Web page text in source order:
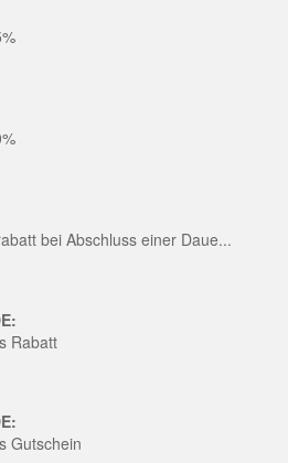
bei Abschluss einer Daue...
Rabatt
Gutschein